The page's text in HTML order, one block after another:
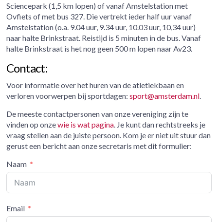
Sciencepark (1,5 km lopen) of vanaf Amstelstation met
Ovfiets of met bus 327. Die vertrekt ieder half uur vanaf
Amstelstation (o.a. 9.04 uur, 9.34 uur, 10.03 uur, 10,34 uur)
naar halte Brinkstraat. Reistijd is 5 minuten in de bus. Vanaf
halte Brinkstraat is het nog geen 500 m lopen naar Av23.
Contact:
Voor informatie over het huren van de atletiekbaan en
verloren voorwerpen bij sportdagen:sport@amsterdam.nl.
De meeste contactpersonen van onze vereniging zijn te
vinden op onzewie is wat pagina. Je kunt dan rechtstreeks je
vraag stellen aan de juiste persoon. Kom je er niet uit stuur dan
gerust een bericht aan onze secretaris met dit formulier:
Naam
Email